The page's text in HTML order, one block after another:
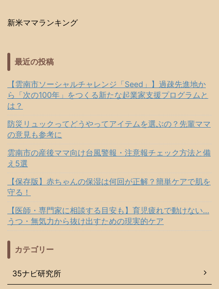
新米ママランキング
最近の投稿
【雲南市ソーシャルチャレンジ「Seed」】過疎先進地か
ら「次の100年」をつくる新たな起業家支援プログラムと
は？
防災リュックってどうやってアイテムを選ぶの？先輩ママ
の意見も参考に
雲南市の産後ママ向け台風警報・注意報チェック方法と備
え5選
【保存版】赤ちゃんの保湿は何回が正解？簡単ケアで肌を
守る！
【医師・専門家に相談する目安も】育児疲れで動けない…
うつ・無気力から抜け出すための現実的ケア
カテゴリー
35ナビ研究所